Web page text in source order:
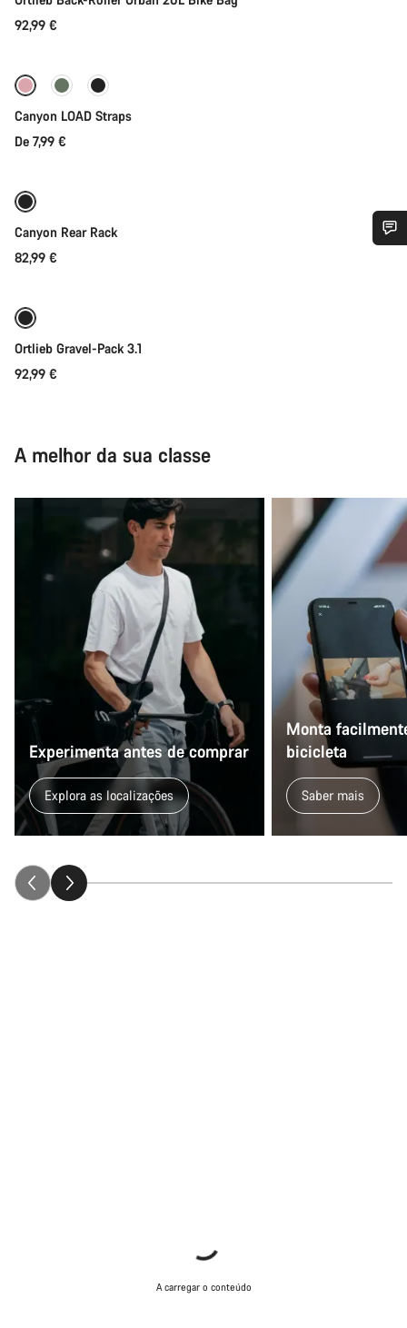
92,99 €
Canyon LOAD Straps
De 7,99 €
Canyon Rear Rack
82,99 €
Ortlieb Gravel-Pack 3.1
92,99 €
A melhor da sua classe
Experimenta antes de comprar
Explora as localizações
Monta
bicicleta
Saber mais
A carregar o conteúdo
Precisas de ajuda?